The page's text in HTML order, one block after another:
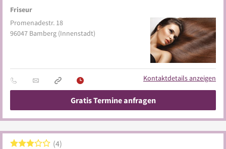
Friseur
Promenadestr. 18
96047 Bamberg (Innenstadt)
Kontaktdetails anzeigen
Gratis Termine anfragen
4